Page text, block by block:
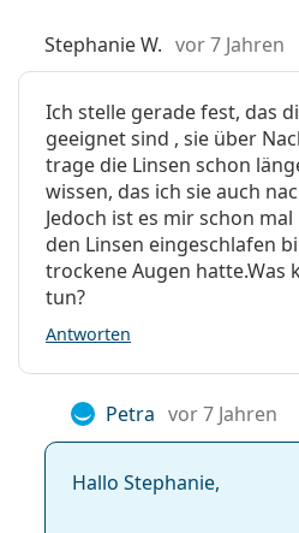
Stephanie W. vor 7 Jahren
Ich stelle gerade fest, das
geeignet sind , sie über
trage die Linsen schon
wissen, das ich sie auch
Jedoch ist es mir schon
den Linsen eingeschlafen
trockene Augen hatte.Was
tun?
Antworten
Petra vor 7 Jahren
Hallo Stephanie,